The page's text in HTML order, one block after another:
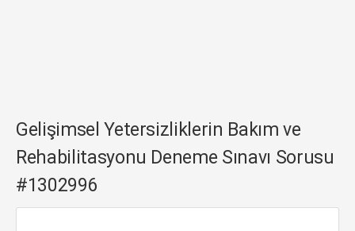
Gelişimsel Yetersizliklerin Bakım ve
Rehabilitasyonu Deneme Sınavı Sorusu
#1302996